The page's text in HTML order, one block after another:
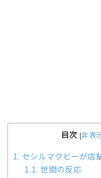
目次 [非表
1. セシルマクビーが店
1.1. 世間の反応